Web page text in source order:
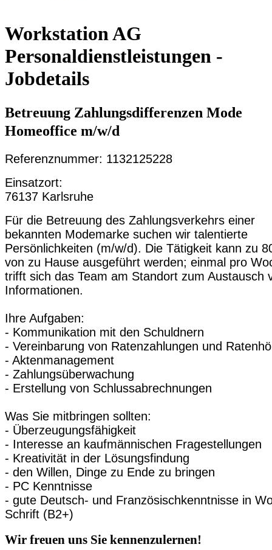
Workstation AG
Personaldienstleistungen -
Jobdetails
Betreuung Zahlungsdifferenzen Mode
Homeoffice m/w/d
Referenznummer: 1132125228
Einsatzort:
76137 Karlsruhe
Für die Betreuung des Zahlungsverkehrs einer
bekannten Modemarke suchen wir talentierte
Persönlichkeiten (m/w/d). Die Tätigkeit kann zu
von zu Hause ausgeführt werden; einmal pro
trifft sich das Team am Standort zum Austausch
Informationen.
Ihre Aufgaben:
- Kommunikation mit den Schuldnern
- Vereinbarung von Ratenzahlungen und
- Aktenmanagement
- Zahlungsüberwachung
- Erstellung von Schlussabrechnungen
Was Sie mitbringen sollten:
- Überzeugungsfähigkeit
- Interesse an kaufmännischen Fragestellungen
- Kreativität in der Lösungsfindung
- den Willen, Dinge zu Ende zu bringen
- PC Kenntnisse
- gute Deutsch- und Französischkenntnisse in
Schrift (B2+)
Wir freuen uns Sie kennenzulernen!